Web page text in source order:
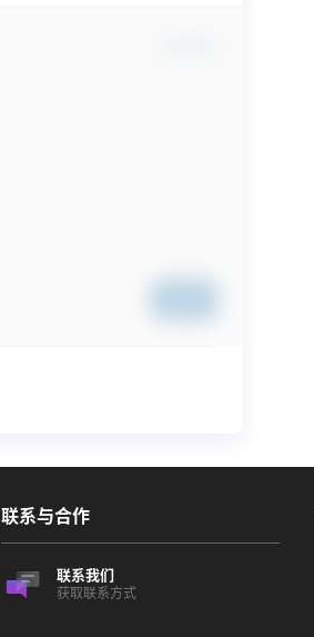
联系与合作
联系我们
获取联系方式